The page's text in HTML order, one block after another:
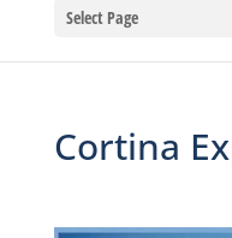
Select Page
Cortina